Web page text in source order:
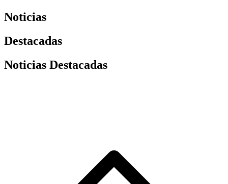
Noticias
Destacadas
Noticias Destacadas